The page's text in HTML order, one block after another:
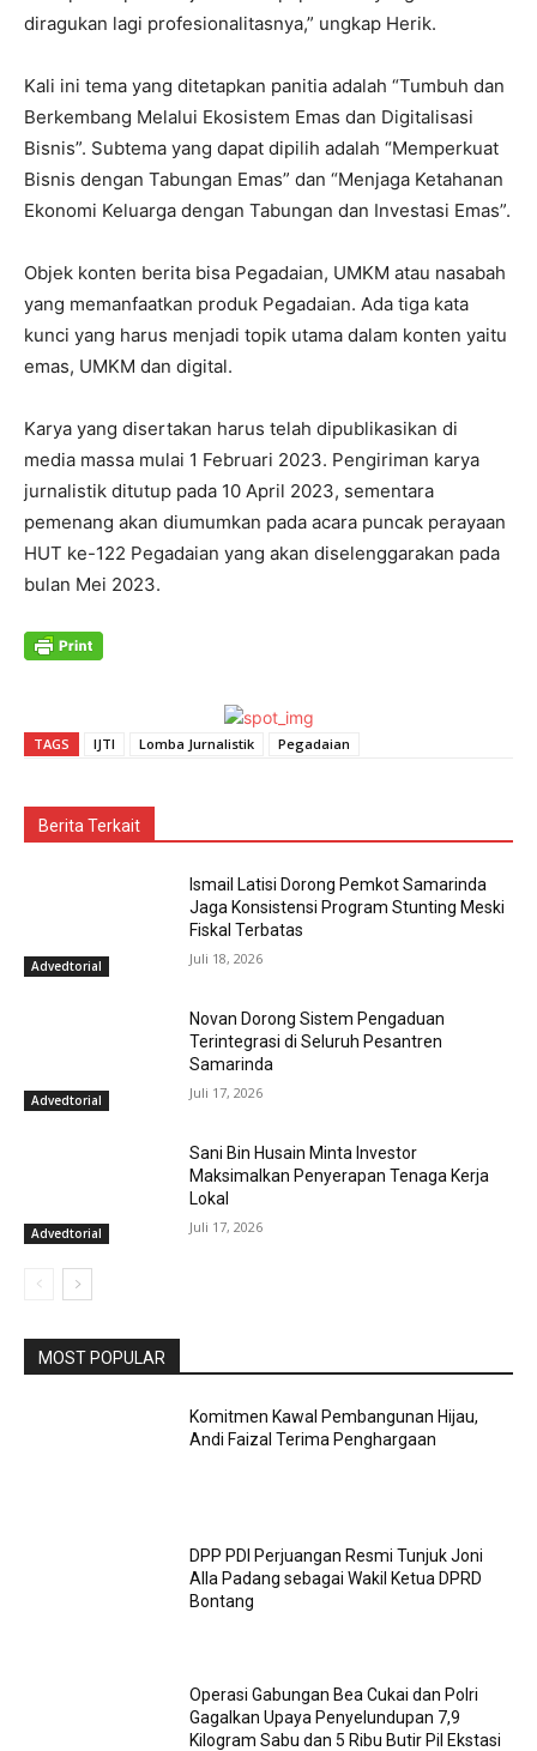
diragukan lagi profesionalitasnya,” ungkap Herik.
Kali ini tema yang ditetapkan panitia adalah “Tumbuh dan
Berkembang Melalui Ekosistem Emas dan Digitalisasi
Bisnis”. Subtema yang dapat dipilih adalah “Memperkuat
Bisnis dengan Tabungan Emas” dan “Menjaga Ketahanan
Ekonomi Keluarga dengan Tabungan dan Investasi Emas”.
Objek konten berita bisa Pegadaian, UMKM atau nasabah
yang memanfaatkan produk Pegadaian. Ada tiga kata
kunci yang harus menjadi topik utama dalam konten yaitu
emas, UMKM dan digital.
Karya yang disertakan harus telah dipublikasikan di
media massa mulai 1 Februari 2023. Pengiriman karya
jurnalistik ditutup pada 10 April 2023, sementara
pemenang akan diumumkan pada acara puncak perayaan
HUT ke-122 Pegadaian yang akan diselenggarakan pada
bulan Mei 2023.
TAGS IJTI Lomba Jurnalistik Pegadaian
Berita Terkait
Advedtorial
Ismail Latisi Dorong Pemkot Samarinda
Jaga Konsistensi Program Stunting Meski
Fiskal Terbatas
Juli 18, 2026
Advedtorial
Novan Dorong Sistem Pengaduan
Terintegrasi di Seluruh Pesantren
Samarinda
Juli 17, 2026
Advedtorial
Sani Bin Husain Minta Investor
Maksimalkan Penyerapan Tenaga Kerja
Lokal
Juli 17, 2026
MOST POPULAR
Komitmen Kawal Pembangunan Hijau,
Andi Faizal Terima Penghargaan
DPP PDI Perjuangan Resmi Tunjuk Joni
Alla Padang sebagai Wakil Ketua DPRD
Bontang
Operasi Gabungan Bea Cukai dan Polri
Gagalkan Upaya Penyelundupan 7,9
Kilogram Sabu dan 5 Ribu Butir Pil Ekstasi